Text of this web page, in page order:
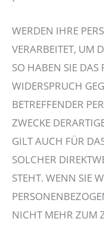
WERDEN IHRE
VERARBEITET, UM
SO HABEN SIE DAS
WIDERSPRUCH
BETREFFENDER
ZWECKE
GILT AUCH FÜR
SOLCHER
STEHT. WENN SIE
NICHT MEHR ZUM